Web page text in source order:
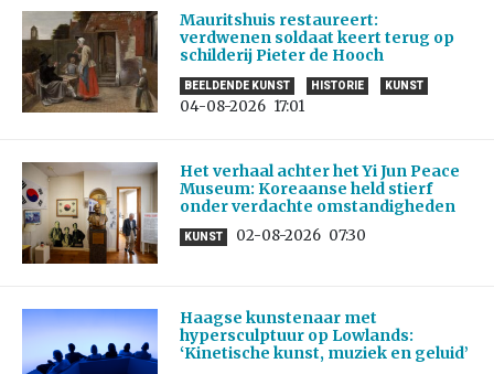
Mauritshuis restaureert:
verdwenen soldaat keert terug op
schilderij Pieter de Hooch
BEELDENDE KUNST HISTORIE KUNST
04-08-2026 17:01
Het verhaal achter het Yi Jun Peace
Museum: Koreaanse held stierf
onder verdachte omstandigheden
KUNST 02-08-2026 07:30
Haagse kunstenaar met
hypersculptuur op Lowlands:
‘Kinetische kunst, muziek en geluid’